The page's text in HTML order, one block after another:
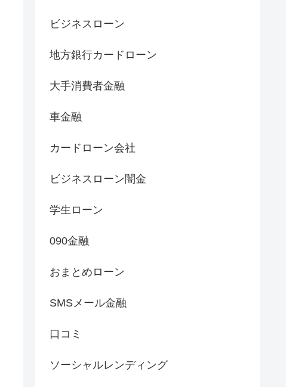
ビジネスローン
地方銀行カードローン
大手消費者金融
車金融
カードローン会社
ビジネスローン闇金
学生ローン
090金融
おまとめローン
SMSメール金融
口コミ
ソーシャルレンディング